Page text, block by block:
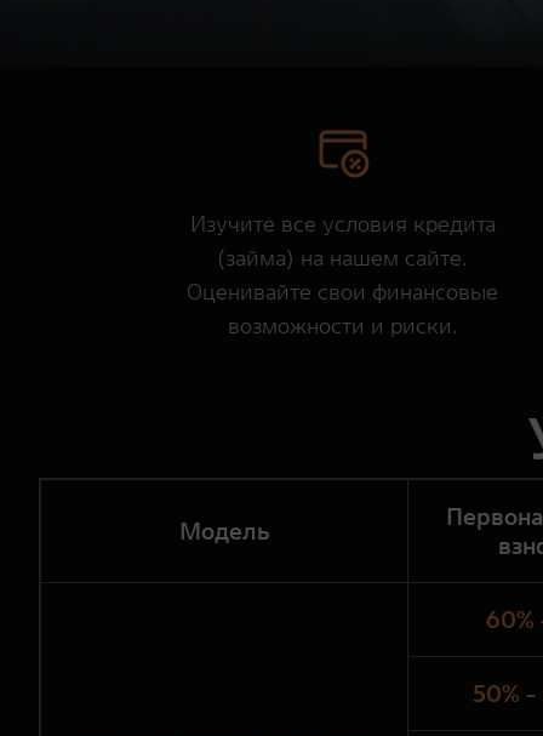
Изучите все условия кредита
(займа) на нашем сайте.
Оценивайте свои финансовые
возможности и риски.
Модель
60%
50% -